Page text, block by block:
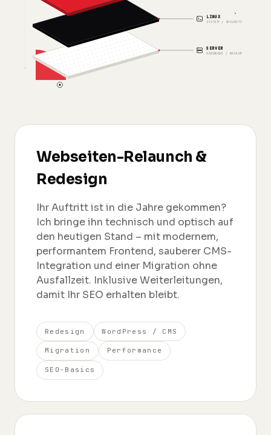
LINUX
SYSTEM / SECURITY
SERVER
HARDWARE / BACKUP
Webseiten-Relaunch &
Redesign
Ihr Auftritt ist in die Jahre gekommen?
Ich bringe ihn technisch und optisch auf
den heutigen Stand – mit modernem,
performantem Frontend, sauberer CMS-
Integration und einer Migration ohne
Ausfallzeit. Inklusive Weiterleitungen,
damit Ihr SEO erhalten bleibt.
Redesign WordPress / CMS
Migration Performance
SEO-Basics